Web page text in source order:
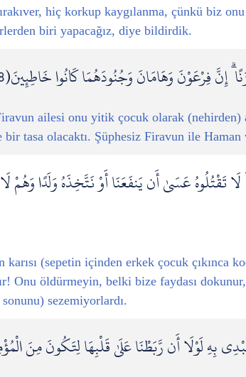
hiç korkup kaygılanma, çünkü biz
biri yapacağız, diye bildirdik.
إِنَّ فِرْعَوْنَ وَهَامَانَ وَجُنُودَهُمَا كَانُوا خَاطِئِينَ(8)
ailesi onu yitik çocuk olarak
bir tasa olacaktı. Şüphesiz Firavun ile
عَسَىٰ أَن يَنفَعَنَا أَوْ نَتَّخِذَهُ وَلَدًا وَهُمْ لَا
karısı (sepetin içinden erkek çocuk çıkınca
Onu öldürmeyin, belki bize faydası
sezemiyorlardı.
بِهِ لَوْلَا أَن رَّبَطْنَا عَلَىٰ قَلْبِهَا لِتَكُونَ مِنَ